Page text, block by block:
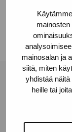
mainosalan ja
siitä, miten
yhdistää näitä
heille tai
Pro